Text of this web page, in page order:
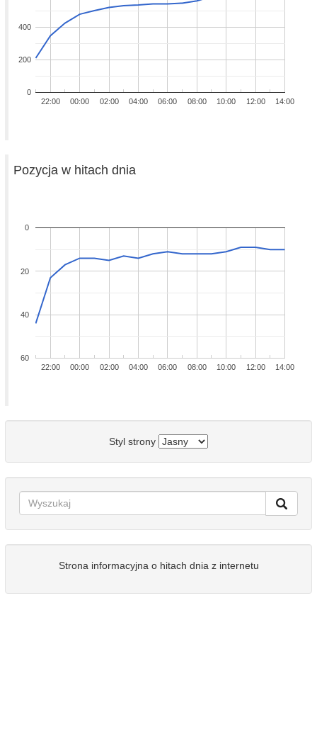
22:00 00:00 02:00 04:00 06:00 08:00 10:00 12:00 14:00
0
200
400
Pozycja w hitach dnia
22:00 00:00 02:00 04:00 06:00 08:00 10:00 12:00 14:00
0
20
40
60
Styl strony
Strona informacyjna o hitach dnia z internetu